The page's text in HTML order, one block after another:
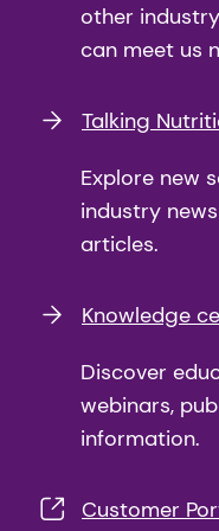
other
can meet us
Talking
Explore new
industry
articles.
Knowledge
Discover
webinars,
information.
Customer